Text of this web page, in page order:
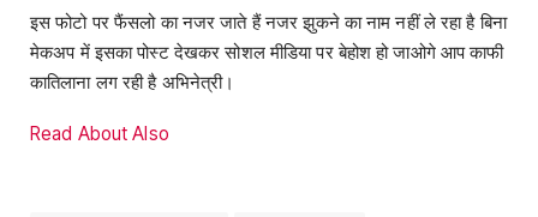
इस फोटो पर फैंसलो का नजर जाते हैं नजर झुकने का नाम नहीं ले रहा है बिना
मेकअप में इसका पोस्ट देखकर सोशल मीडिया पर बेहोश हो जाओगे आप काफी
कातिलाना लग रही है अभिनेत्री।
Read About Also